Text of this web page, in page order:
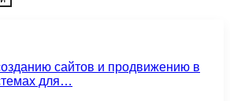
сайтов и продвижению в
для…